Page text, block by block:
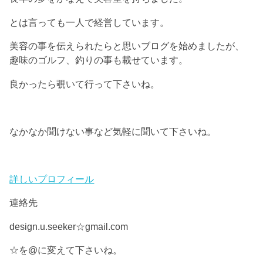
とは言っても一人で経営しています。
美容の事を伝えられたらと思いブログを始めましたが、
趣味のゴルフ、釣りの事も載せています。
良かったら覗いて行って下さいね。
なかなか聞けない事など気軽に聞いて下さいね。
詳しいプロフィール
連絡先
design.u.seeker☆gmail.com
☆を@に変えて下さいね。